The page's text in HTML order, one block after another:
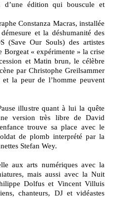
édition qui bouscule et
Constanza Macras, installée
et la déshumanité des
(Save Our Souls) des artistes
Borgeat « expérimente » la crise
et Matin brun, le célèbre
par Christophe Greilsammer
la peur de l’homme peuvent
illustre quant à lui la quête
version très libre de David
trouve sa place avec le
de plomb interprété par la
Stefan Wey.
aux arts numériques avec la
mais aussi avec la Nuit
Dolfus et Vincent Villuis
chanteurs, DJ et vidéastes